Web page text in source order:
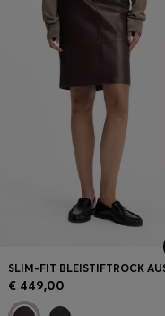
€ 449,00